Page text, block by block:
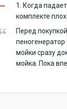
1. Когда
комплекте
Перед
пеногенератор
мойки сразу
мойка. Пока